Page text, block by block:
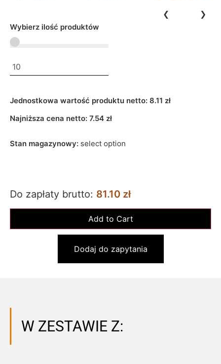
❮ ❯
Wybierz ilość produktów
Jednostkowa wartość produktu netto: 8.11 zł
Najniższa cena netto: 7.54 zł
Stan magazynowy: select option
Do zapłaty brutto: 81.10 zł
Dodaj do zapytania
W ZESTAWIE Z: